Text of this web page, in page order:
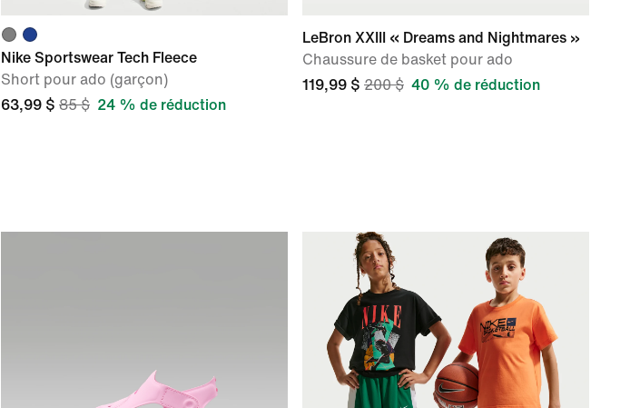
Nike Sportswear Tech Fleece
Short pour ado (garçon)
63,99 $ 85 $ 24 % de réduction
LeBron XXIII « Dreams and Nightmares »
Chaussure de basket pour ado
119,99 $ 200 $ 40 % de réduction